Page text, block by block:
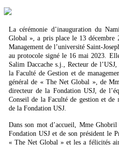
La cérémonie d’inauguration du
Global », a pris place le 13 décembre
Management de l’université Saint-
au protocole signé le 16 mai 2023.
Salim Daccache s.j., Recteur de
la Faculté de Gestion et de
général de « The Net Global », de
directeur de la Fondation USJ, de
Conseil de la Faculté de gestion et de
de la Fondation USJ.
Dans son mot d’accueil, Mme
Fondation USJ et de son président le
« The Net Global » et les a félicités